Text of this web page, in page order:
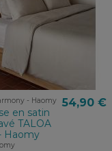
- Haomy
en satin
TALOA
Haomy
54,90 €